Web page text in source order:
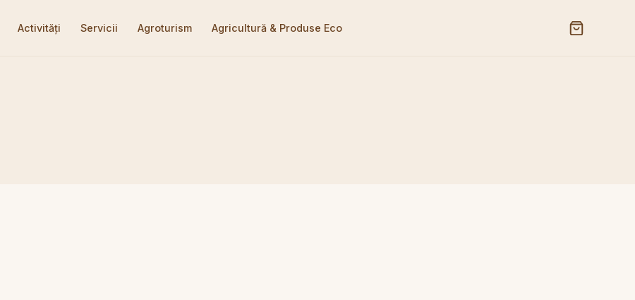
Activități Servicii Agroturism Agricultură & Produse Eco